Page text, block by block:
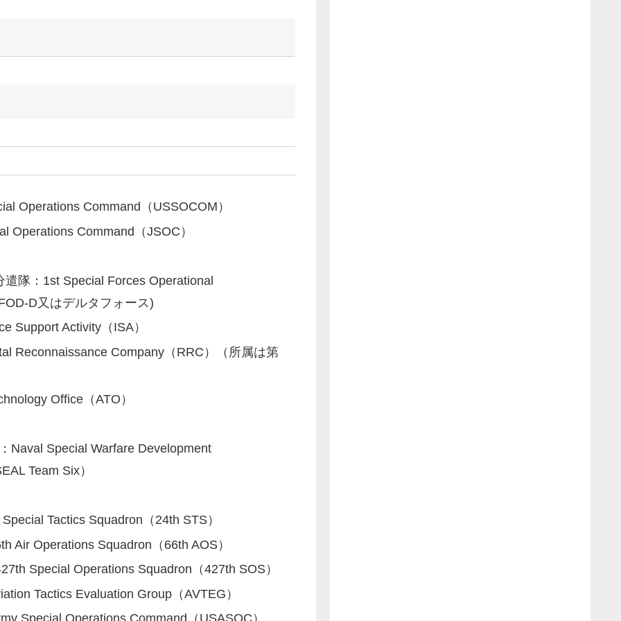
Operations Command（USSOCOM）
Operations Command（JSOC）
隊：1st Special Forces Operational
D又はデルタフォース)
Support Activity（ISA）
Reconnaissance Company（RRC）（所属は第
Office（ATO）
Naval Special Warfare Development
Team Six）
Tactics Squadron（24th STS）
Air Operations Squadron（66th AOS）
Special Operations Squadron（427th SOS）
Tactics Evaluation Group（AVTEG）